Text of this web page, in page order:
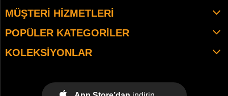
MÜŞTERI HIZMETLERI
POPÜLER KATEGORILER
KOLEKSIYONLAR